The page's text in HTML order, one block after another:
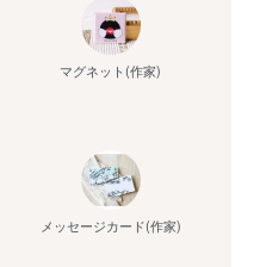
マグネット(作家)
メッセージカード(作家)